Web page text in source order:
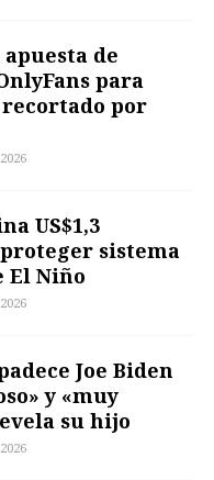
de
para
por
US$1,3
sistema
El Niño
Joe Biden
y «muy
su hijo